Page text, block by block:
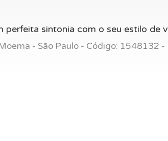
perfeita sintonia com o seu estilo de
- São Paulo - Código: 1548132 -